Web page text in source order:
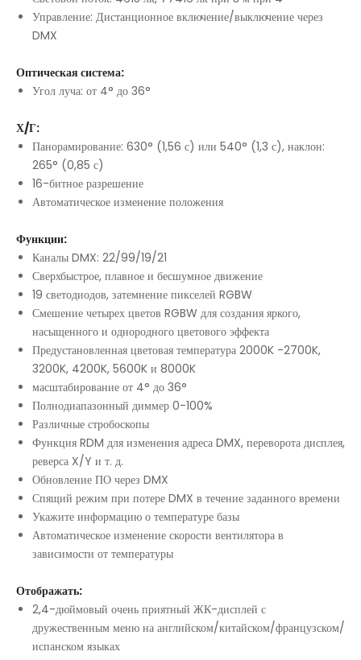
Управление: Дистанционное включение/выключение через
DMX
Оптическая система:
Угол луча: от 4° до 36°
Х/Г:
Панорамирование: 630° (1,56 с) или 540° (1,3 с), наклон:
265° (0,85 с)
16-битное разрешение
Автоматическое изменение положения
Функции:
Каналы DMX: 22/99/19/21
Сверхбыстрое, плавное и бесшумное движение
19 светодиодов, затемнение пикселей RGBW
Смешение четырех цветов RGBW для создания яркого,
насыщенного и однородного цветового эффекта
Предустановленная цветовая температура 2000K -2700K,
3200K, 4200K, 5600K и 8000K
масштабирование от 4° до 36°
Полнодиапазонный диммер 0-100%
Различные стробоскопы
Функция RDM для изменения адреса DMX, переворота дисплея,
реверса X/Y и т. д.
Обновление ПО через DMX
Спящий режим при потере DMX в течение заданного времени
Укажите информацию о температуре базы
Автоматическое изменение скорости вентилятора в
зависимости от температуры
Отображать:
2,4-дюймовый очень приятный ЖК-дисплей с
дружественным меню на английском/китайском/французском/
испанском языках